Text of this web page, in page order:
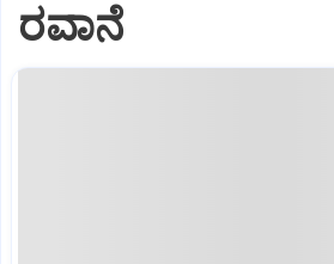
ರವಾನೆ